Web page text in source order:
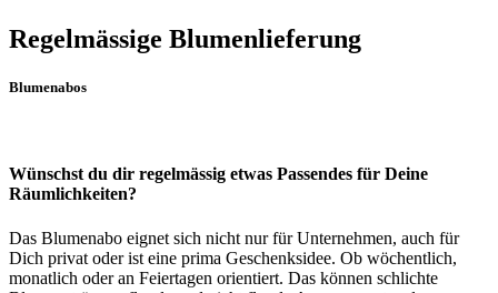
Regelmässige Blumenlieferung
Blumenabos
Wünschst du dir regelmässig etwas Passendes für Deine
Räumlichkeiten?
Das Blumenabo eignet sich nicht nur für Unternehmen, auch für
Dich privat oder ist eine prima Geschenksidee. Ob wöchentlich,
monatlich oder an Feiertagen orientiert. Das können schlichte